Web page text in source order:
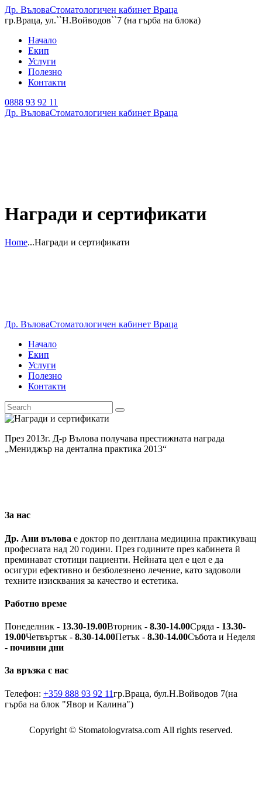
Др. ВъловаСтоматологичен кабинет Враца
гр.Враца, ул.``Н.Войводов``7 (на гърба на блока)
Начало
Екип
Услуги
Полезно
Контакти
0888 93 92 11
Др. ВъловаСтоматологичен кабинет Враца
Награди и сертификати
Home...Награди и сертификати
Др. ВъловаСтоматологичен кабинет Враца
Начало
Екип
Услуги
Полезно
Контакти
През 2013г. Д-р Вълова получава престижната награда
„Мениджър на дентална практика 2013“
За нас
Др. Ани вълова е доктор по дентлана медицина практикуващ
професиата над 20 години. През годините през кабинета й
преминават стотици пациенти. Нейната цел е цел е да
осигури ефективно и безболезнено лечение, като задоволи
техните изисквания за качество и естетика.
Работно време
Понеделник - 13.30-19.00Вторник - 8.30-14.00Сряда - 13.30-
19.00Четвъртък - 8.30-14.00Петък - 8.30-14.00Събота и Неделя
- почивни дни
За връзка с нас
Телефон: +359 888 93 92 11гр.Враца, бул.Н.Войводов 7(на
гърба на блок "Явор и Калина")
Copyright © Stomatologvratsa.com All rights reserved.